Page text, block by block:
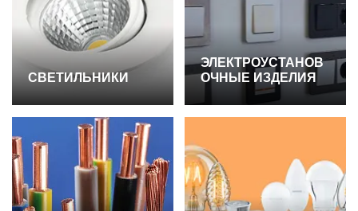
СВЕТИЛЬНИКИ
ЭЛЕКТРОУСТАНОВ
ОЧНЫЕ ИЗДЕЛИЯ